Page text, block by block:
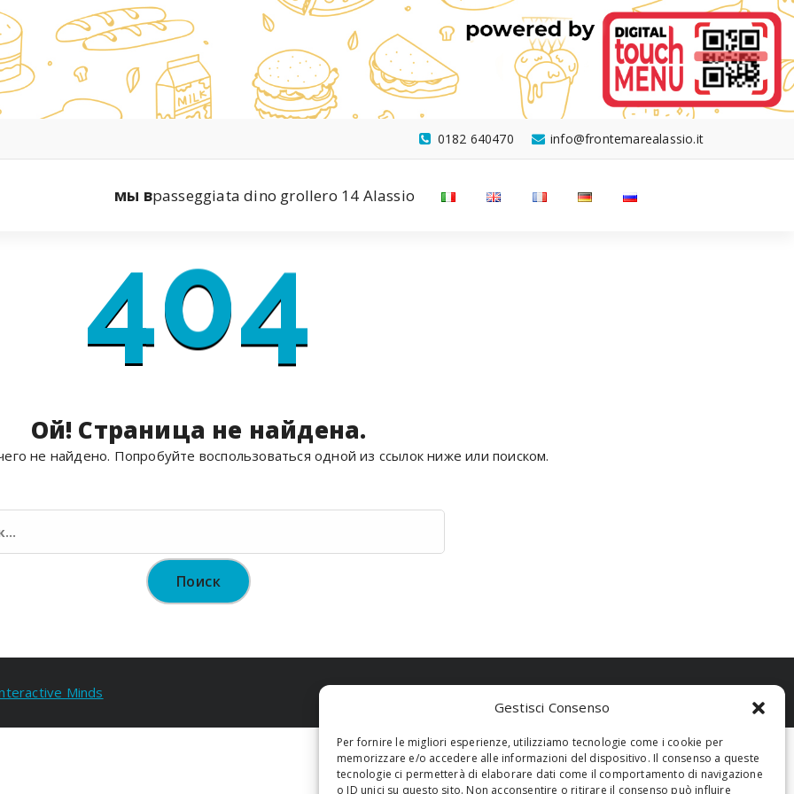
Gestisci Consenso
Per fornire le migliori esperienze, utilizziamo tecnologie come i cookie per
memorizzare e/o accedere alle informazioni del dispositivo. Il consenso a queste
tecnologie ci permetterà di elaborare dati come il comportamento di navigazione
o ID unici su questo sito. Non acconsentire o ritirare il consenso può influire
info@frontemarealassio.it
0182 640470
мы вpasseggiata dino grollero 14 Alassio
404
Ой! Страница не найдена.
не найдено. Попробуйте воспользоваться одной из ссылок ниже или поиском.
Minds